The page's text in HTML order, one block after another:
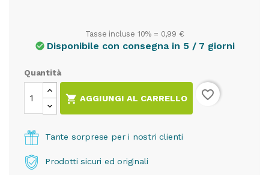
Tasse incluse 10% = 0,99 €
check_circle Disponibile con consegna in 5 / 7 giorni
Quantità
 AGGIUNGI AL CARRELLO favorite_border
Tante sorprese per i nostri clienti
Prodotti sicuri ed originali